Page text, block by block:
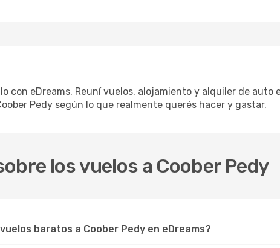
con eDreams. Reuní vuelos, alojamiento y alquiler de auto
Pedy según lo que realmente querés hacer y gastar.
los vuelos a Coober Pedy
baratos a Coober Pedy en eDreams?